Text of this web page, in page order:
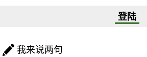
登陆
我来说两句